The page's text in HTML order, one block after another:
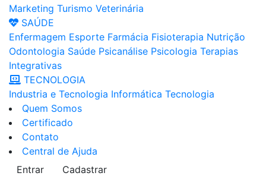
Marketing Turismo Veterinária
SAÚDE
Enfermagem Esporte Farmácia Fisioterapia Nutrição
Odontologia Saúde Psicanálise Psicologia Terapias
Integrativas
TECNOLOGIA
Industria e Tecnologia Informática Tecnologia
Quem Somos
Certificado
Contato
Central de Ajuda
Entrar
Cadastrar